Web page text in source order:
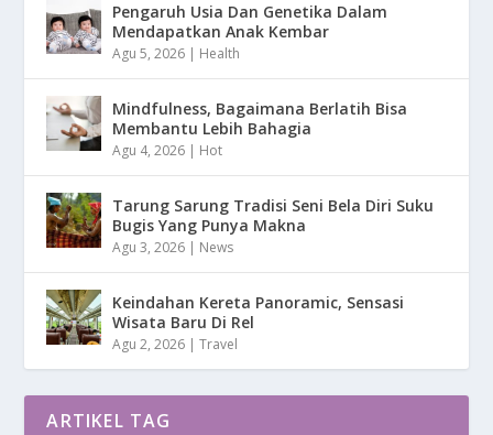
Pengaruh Usia Dan Genetika Dalam
Mendapatkan Anak Kembar
Agu 5, 2026 | Health
Mindfulness, Bagaimana Berlatih Bisa
Membantu Lebih Bahagia
Agu 4, 2026 | Hot
Tarung Sarung Tradisi Seni Bela Diri Suku
Bugis Yang Punya Makna
Agu 3, 2026 | News
Keindahan Kereta Panoramic, Sensasi
Wisata Baru Di Rel
Agu 2, 2026 |Travel
ARTIKEL TAG